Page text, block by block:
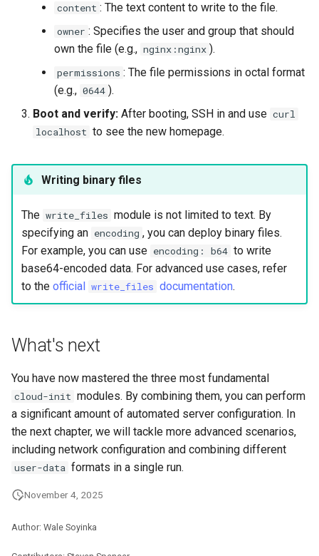
content : The text content to write to the file.
owner : Specifies the user and group that should
own the file (e.g., nginx:nginx ).
permissions : The file permissions in octal format
(e.g., 0644 ).
Boot and verify: After booting, SSH in and use curl
localhost to see the new homepage.
Writing binary files
The write_files module is not limited to text. By
specifying an encoding , you can deploy binary files.
For example, you can use encoding: b64 to write
base64-encoded data. For advanced use cases, refer
to the official write_files documentation.
What's next
You have now mastered the three most fundamental
cloud-init modules. By combining them, you can perform
a significant amount of automated server configuration. In
the next chapter, we will tackle more advanced scenarios,
including network configuration and combining different
user-data formats in a single run.
November 4, 2025
Author: Wale Soyinka